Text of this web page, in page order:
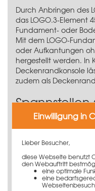
Durch Anbringen des
das LOGO.3-Element
Fundament- oder
Mit dem LOGO-
oder Aufkantungen
hergestellt werden. In
Deckenrandkonsole
zudem als
Spannstellen
Durch den gezielten
zwischen
Betonierhöhe
reduzieren sich die
die Betonbauer die
im kleinen Element
Passelement 45 x 90
Einwilligung in
Lieber Besucher,
diese Webseite benutzt
den Webauftritt
eine optimale
eine